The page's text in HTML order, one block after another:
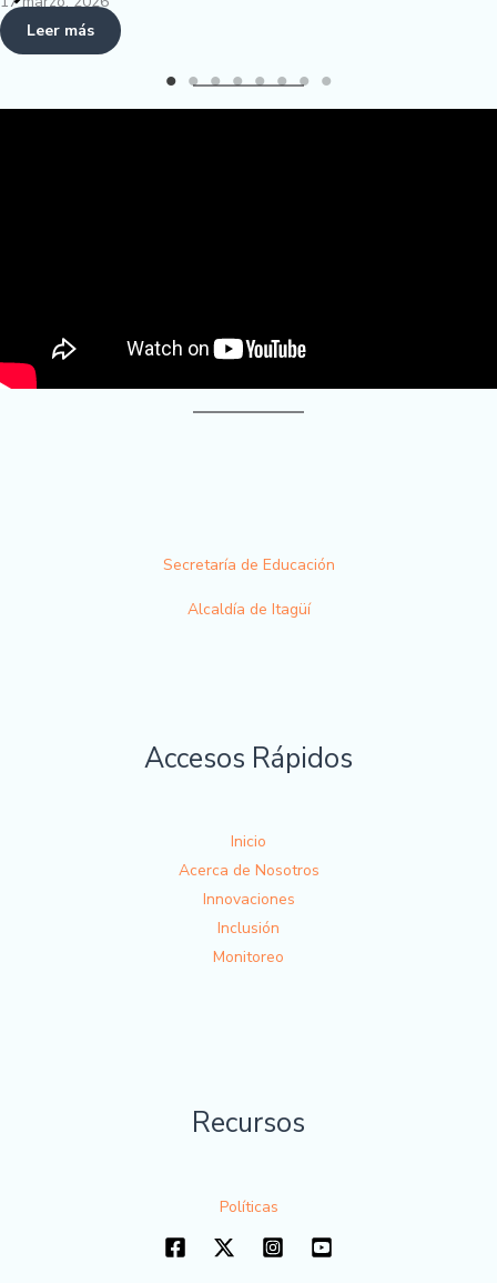
Secretaría de Educación
Alcaldía de Itagüí
Accesos Rápidos
Inicio
Acerca de Nosotros
Innovaciones
Inclusión
Monitoreo
Recursos
Políticas